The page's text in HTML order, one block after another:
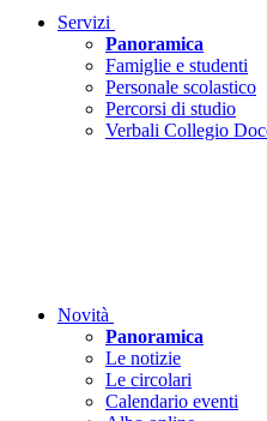
Servizi
Panoramica
Famiglie e studenti
Personale scolastico
Percorsi di studio
Verbali Collegio
Novità
Panoramica
Le notizie
Le circolari
Calendario eventi